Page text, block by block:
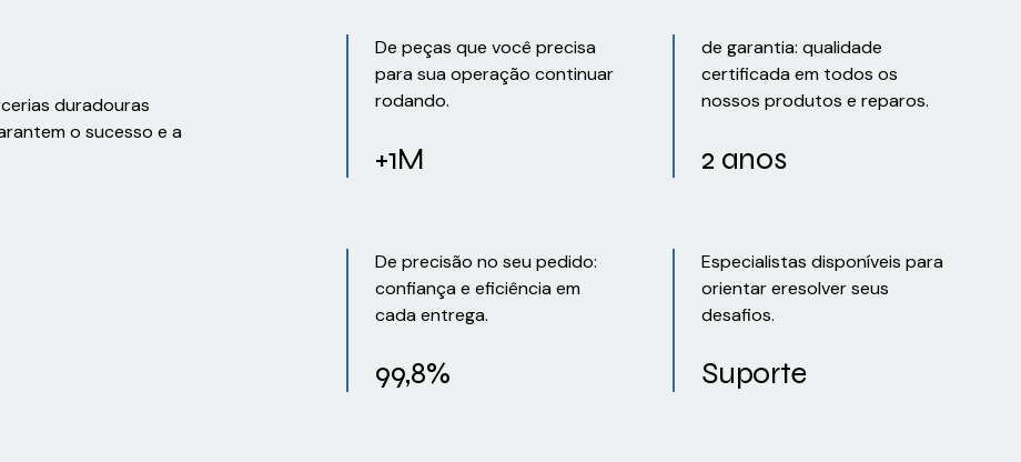
duradouras
o sucesso e a
De peças que você precisa
para sua operação continuar
rodando.
+1M
de garantia: qualidade
certificada em todos os
nossos produtos e reparos.
2 anos
De precisão no seu pedido:
confiança e eficiência em
cada entrega.
99,8%
Especialistas disponíveis para
orientar eresolver seus
desafios.
Suporte